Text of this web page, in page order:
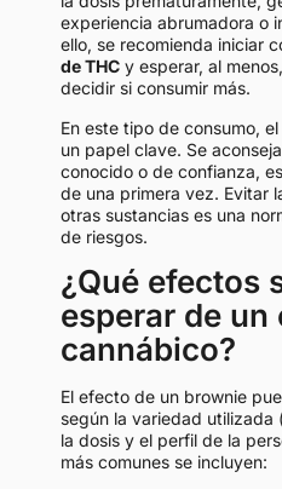
experiencia abrumadora o
ello, se recomienda iniciar
de THC y esperar, al
decidir si consumir más.
En este tipo de consumo,
un papel clave. Se
conocido o de confianza,
de una primera vez. Evitar
otras sustancias es una
de riesgos.
¿Qué efectos
esperar de un
cannábico?
El efecto de un brownie
según la variedad utilizada
la dosis y el perfil de la
más comunes se incluyen: